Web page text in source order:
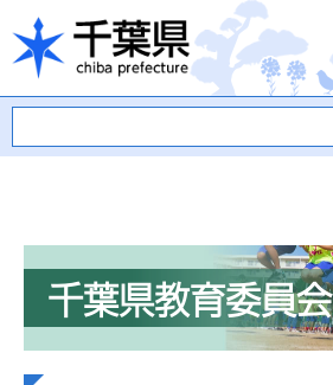
千葉県
千葉県教育委員会